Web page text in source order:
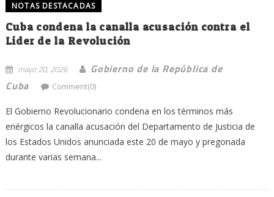
NOTAS DESTACADAS
Cuba condena la canalla acusación contra el
Líder de la Revolución
mayo 20, 2026
Gobierno de la República de
Cuba
Comment(0)
El Gobierno Revolucionario condena en los términos más
enérgicos la canalla acusación del Departamento de Justicia de
los Estados Unidos anunciada este 20 de mayo y pregonada
durante varias semana...